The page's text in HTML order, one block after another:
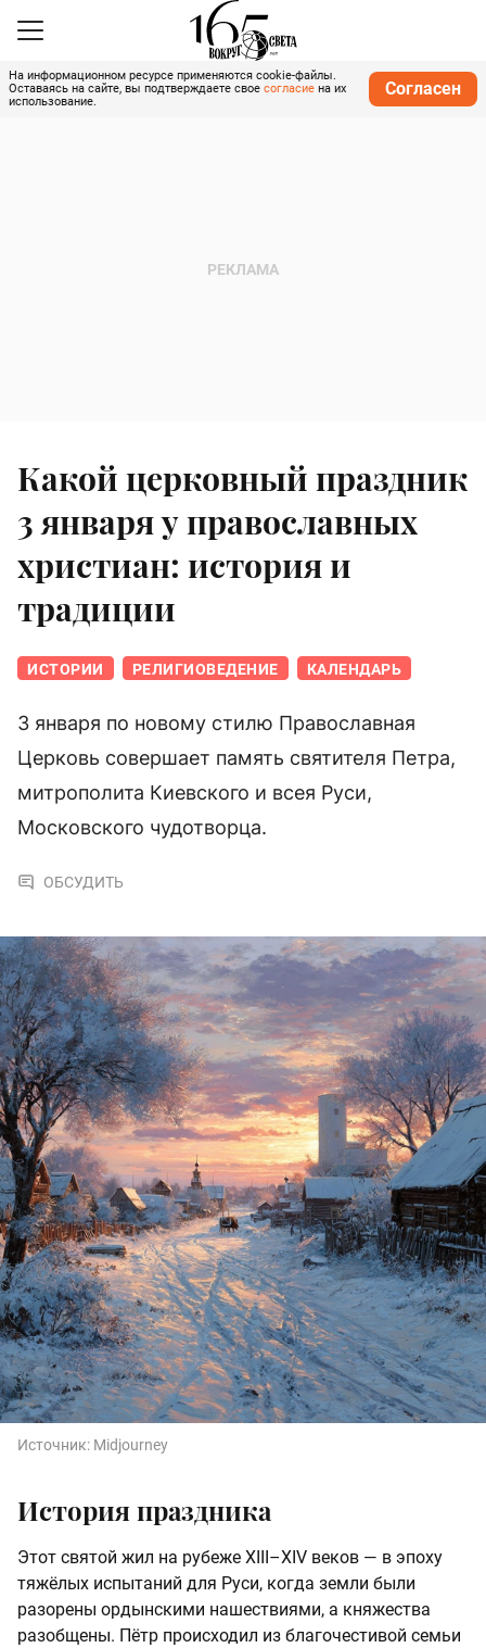
На информационном ресурсе применяются cookie-файлы.
Оставаясь на сайте, вы подтверждаете свое согласие на их
использование.
Согласен
Какой церковный праздник
3 января у православных
христиан: история и
традиции
ИСТОРИИ РЕЛИГИОВЕДЕНИЕ КАЛЕНДАРЬ
3 января по новому стилю Православная
Церковь совершает память святителя Петра,
митрополита Киевского и всея Руси,
Московского чудотворца.
ОБСУДИТЬ
Источник: Midjourney
История праздника
Этот святой жил на рубеже XIII–XIV веков — в эпоху
тяжёлых испытаний для Руси, когда земли были
разорены ордынскими нашествиями, а княжества
разобщены. Пётр происходил из благочестивой семьи